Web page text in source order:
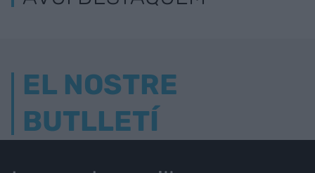
EL NOSTRE
BUTLLETÍ